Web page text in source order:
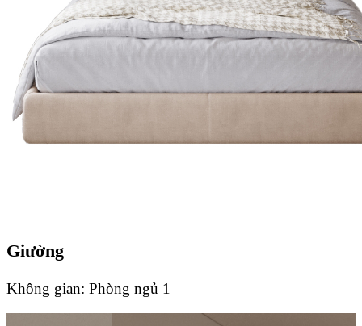
Giường
Không gian: Phòng ngủ 1